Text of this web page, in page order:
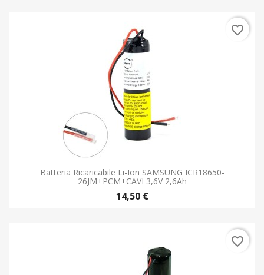
Batteria Ricaricabile Li-Ion SAMSUNG ICR18650-
26JM+PCM+CAVI 3,6V 2,6Ah
14,50 €
favorite_border
favorite_border